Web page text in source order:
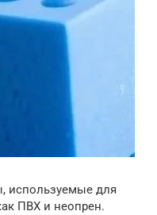
используемые для
ПВХ и неопрен.